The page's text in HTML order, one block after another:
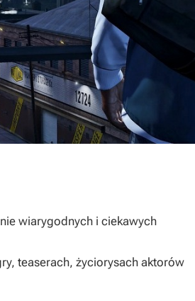
wiarygodnych i ciekawych
teaserach, życiorysach aktorów